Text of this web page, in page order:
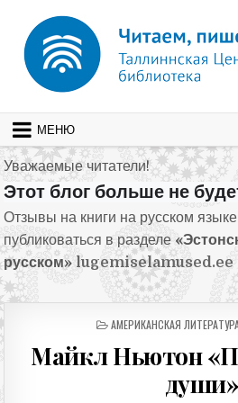
МЕНЮ
Уважаемые читатели!
Этот блог больше не
Отзывы на книги на русском языке
публиковаться в разделе
русском» lugemiselamused.ee
ОПУБЛИКОВАНО В
АМЕРИКАНСКАЯ
Майкл Ньютон
души»